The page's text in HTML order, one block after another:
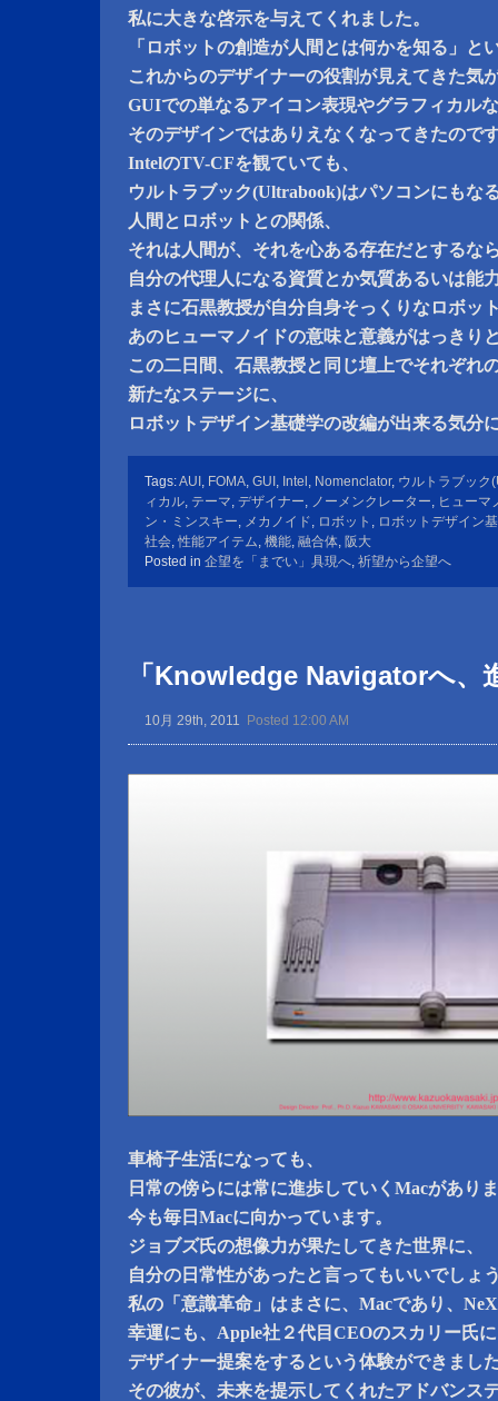
私に大きな啓示を与えてくれました。
「ロボットの創造が人間とは何かを知る」と
これからのデザイナーの役割が見えてきた気
GUIでの単なるアイコン表現やグラフィカル
そのデザインではありえなくなってきたので
IntelのTV-CFを観ていても、
ウルトラブック(Ultrabook)はパソコンにもな
人間とロボットとの関係、
それは人間が、それを心ある存在だとするな
自分の代理人になる資質とか気質あるいは能
まさに石黒教授が自分自身そっくりなロボッ
あのヒューマノイドの意味と意義がはっきり
この二日間、石黒教授と同じ壇上でそれぞれ
新たなステージに、
ロボットデザイン基礎学の改編が出来る気分
Tags:AUI , FOMA, GUI , Intel , Nomenclator, ウルトラブック
ィカル, テーマ, デザイナー, ノーメンクレーター, ヒューマ
ン・ミンスキー, メカノイド, ロボット , ロボットデザイン
社会,性能アイテム, 機能, 融合体, 阪大
Posted in 企望を「までい」具現へ, 祈望から企望へ
「Knowledge Navigatorへ、
10月 29th, 2011 Posted 12:00 AM
車椅子生活になっても、
日常の傍らには常に進歩していくMacがあり
今も毎日Macに向かっています。
ジョブズ氏の想像力が果たしてきた世界に、
自分の日常性があったと言ってもいいでしょ
私の「意識革命」はまさに、Macであり、
幸運にも、Apple社２代目CEOのスカリー氏
デザイナー提案をするという体験ができまし
その彼が、未来を提示してくれたアドバンス